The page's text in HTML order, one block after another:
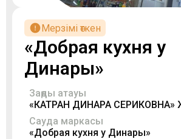
Мерзімі өткен
«Добрая кухня у
Динары»
Заңды атауы
«КАТРАН ДИНАРА СЕРИКОВНА»
Сауда маркасы
«Добрая кухня у Динары»